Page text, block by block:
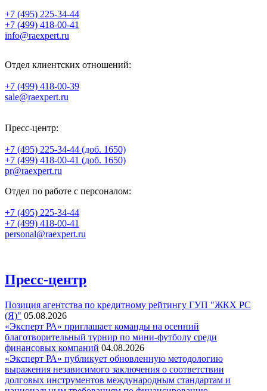
+7 (495) 225-34-44
+7 (499) 418-00-41
info@raexpert.ru
Отдел клиентских отношений:
+7 (499) 418-00-39
sale@raexpert.ru
Пресс-центр:
+7 (495) 225-34-44 (доб. 1650)
+7 (499) 418-00-41 (доб. 1650)
pr@raexpert.ru
Отдел по работе с персоналом:
+7 (495) 225-34-44
+7 (499) 418-00-41
personal@raexpert.ru
Пресс-центр
Позиция агентства по кредитному рейтингу ГУП "ЖКХ РС
(Я)" 05.08.2026
«Эксперт РА» приглашает команды на осенний
благотворительный турнир по мини-футболу среди
финансовых компаний 04.08.2026
«Эксперт РА» публикует обновленную методологию
выражения независимого заключения о соответствии
долговых инструментов международным стандартам и